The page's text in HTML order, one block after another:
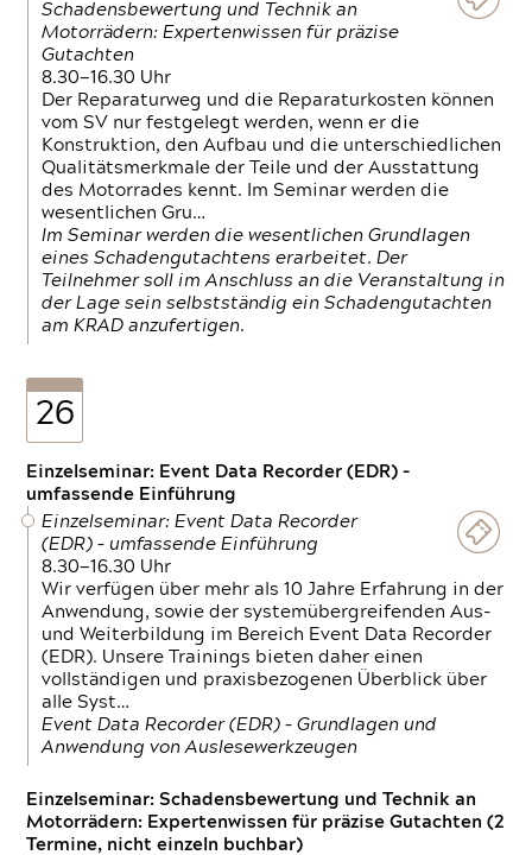
Schadensbewertung und Technik an
Motorrädern: Expertenwissen für präzise
Gutachten
8.30—16.30 Uhr
Der Reparaturweg und die Reparaturkosten können
vom SV nur festgelegt werden, wenn er die
Konstruktion, den Aufbau und die unterschiedlichen
Qualitätsmerkmale der Teile und der Ausstattung
des Motorrades kennt. Im Seminar werden die
wesentlichen Gru…
Im Seminar werden die wesentlichen Grundlagen
eines Schadengutachtens erarbeitet. Der
Teilnehmer soll im Anschluss an die Veranstaltung in
der Lage sein selbstständig ein Schadengutachten
am KRAD anzufertigen.
26
Einzelseminar: Event Data Recorder (EDR) –
umfassende Einführung
Einzelseminar: Event Data Recorder
(EDR) – umfassende Einführung
8.30—16.30 Uhr
Wir verfügen über mehr als 10 Jahre Erfahrung in der
Anwendung, sowie der systemübergreifenden Aus-
und Weiterbildung im Bereich Event Data Recorder
(EDR). Unsere Trainings bieten daher einen
vollständigen und praxisbezogenen Überblick über
alle Syst…
Event Data Recorder (EDR) – Grundlagen und
Anwendung von Auslesewerkzeugen
Einzelseminar: Schadensbewertung und Technik an
Motorrädern: Expertenwissen für präzise Gutachten (2
Termine, nicht einzeln buchbar)